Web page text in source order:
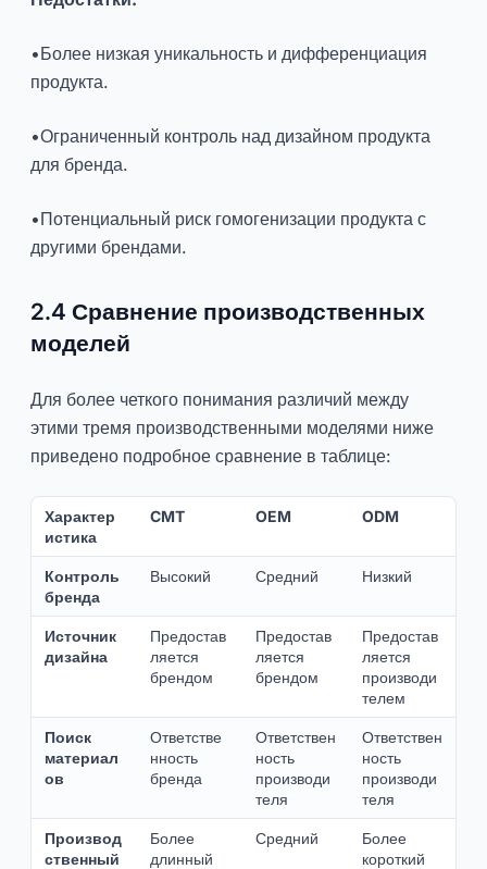
•Более низкая уникальность и дифференциация
продукта.
•Ограниченный контроль над дизайном продукта
для бренда.
•Потенциальный риск гомогенизации продукта с
другими брендами.
2.4 Сравнение производственных
моделей
Для более четкого понимания различий между
этими тремя производственными моделями ниже
приведено подробное сравнение в таблице:
Характер
истика
CMT OEM ODM
Контроль
бренда
Высокий Средний Низкий
Источник
дизайна
Предостав
ляется
брендом
Предостав
ляется
брендом
Предостав
ляется
производи
телем
Поиск
материал
ов
Ответстве
нность
бренда
Ответствен
ность
производи
теля
Ответствен
ность
производи
теля
Производ
ственный
Более
длинный
Средний
Более
короткий